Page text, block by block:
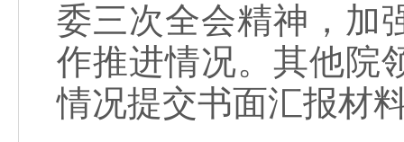
委三次全会精神，加
作推进情况。其他院
情况提交书面汇报材